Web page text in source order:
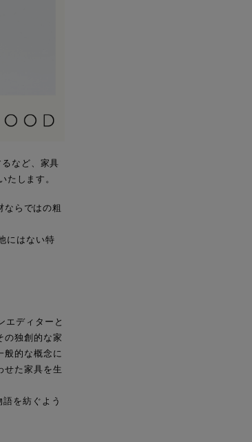
など、家具
します。
らではの粗
にはない特
エディターと
の独創的な家
般的な概念に
せた家具を生
を紡ぐよう